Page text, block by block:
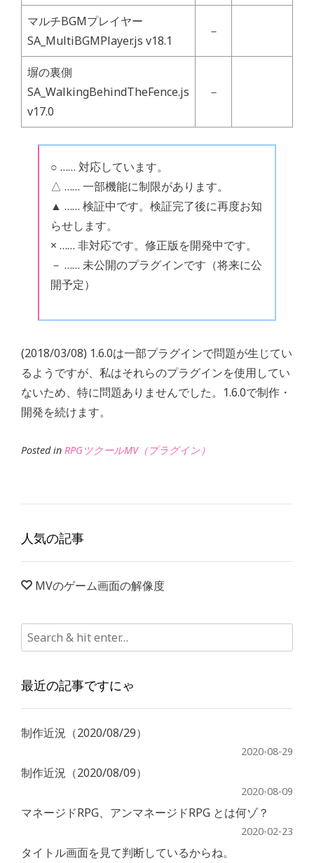
マルチBGMプレイヤー
SA_MultiBGMPlayer.js v18.1
－
塀の裏側
SA_WalkingBehindTheFence.js
v17.0
－
○ …… 対応しています。
△ …… 一部機能に制限があります。
▲ …… 検証中です。検証完了後に再度お知
らせします。
× …… 非対応です。修正版を開発中です。
－ …… 未公開のプラグインです（将来に公
開予定）
(2018/03/08) 1.6.0は一部プラグインで問題が生じてい
るようですが、私はそれらのプラグインを使用してい
ないため、特に問題ありませんでした。1.6.0で制作・
開発を続けます。
Posted in RPGツクールMV（プラグイン）
人気の記事
MVのゲーム画面の解像度
最近の記事ですにゃ
制作近況（2020/08/29）
2020-08-29
制作近況（2020/08/09）
2020-08-09
マネージドRPG、アンマネージドRPG とは何ゾ？
2020-02-23
タイトル画面を見て判断しているからね。